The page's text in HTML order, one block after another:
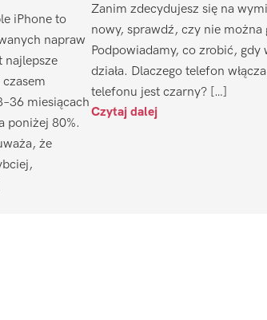
iPhone to
napraw
najlepsze
miesiącach
poniżej 80%.
że
Zanim zdecydujesz się na
nowy, sprawdź, czy nie można
Podpowiadamy, co zrobić, gdy
działa. Dlaczego telefon
telefonu jest czarny? […]
Czytaj dalej